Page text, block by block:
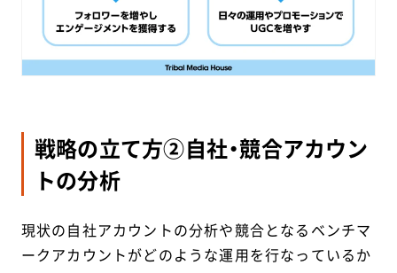
戦略の立て方②自社・競合アカウン
トの分析
現状の自社アカウントの分析や競合となるベンチマ
ークアカウントがどのような運用を行なっているか